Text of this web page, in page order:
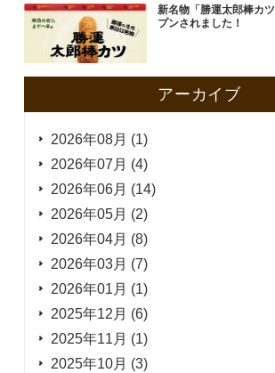
新名物「勝運太郎棒カ
プンされました！
アーカイブ
2026年08月 (1)
2026年07月 (4)
2026年06月 (14)
2026年05月 (2)
2026年04月 (8)
2026年03月 (7)
2026年01月 (1)
2025年12月 (6)
2025年11月 (1)
2025年10月 (3)